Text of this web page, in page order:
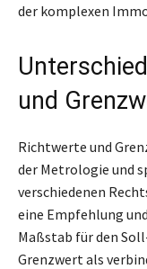
der komplexen
und
Richtwerte und
der Metrologie und
verschiedenen
eine Empfehlung
Maßstab für den
Grenzwert als